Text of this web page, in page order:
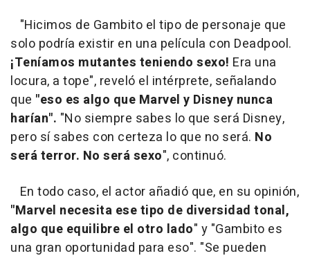
"Hicimos de Gambito el tipo de personaje que
solo podría existir en una película con Deadpool.
¡Teníamos mutantes teniendo sexo! Era una
locura, a tope", reveló el intérprete, señalando
que "eso es algo que Marvel y Disney nunca
harían". "No siempre sabes lo que será Disney,
pero sí sabes con certeza lo que no será. No
será terror. No será sexo", continuó.
En todo caso, el actor añadió que, en su opinión,
"Marvel necesita ese tipo de diversidad tonal,
algo que equilibre el otro lado" y "Gambito es
una gran oportunidad para eso". "Se pueden